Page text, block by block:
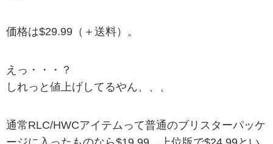
価格は$29.99（＋送料）。
えっ・・・？
しれっと値上げしてるやん、、、
通常RLC/HWCアイテムって普通のブリスターパッケ